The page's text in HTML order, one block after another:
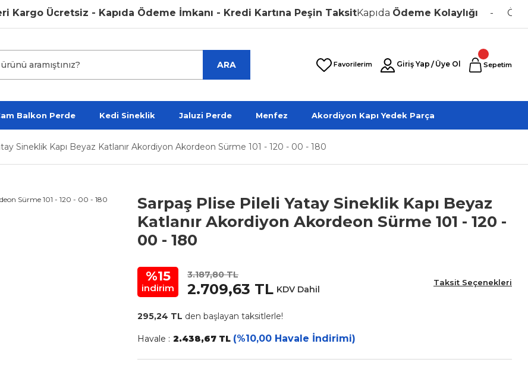
Ücretsiz - Kapıda Ödeme İmkanı - Kredi Kartına Peşin Taksit KapıdaÖdeme Kolaylığı Özel
ARA Favorilerim Giriş Yap / Üye Ol Sepetim
Balkon Perde Kedi Sineklik Jaluzi Perde Menfez Akordiyon Kapı Yedek Parça
Sineklik Kapı Beyaz Katlanır Akordiyon Akordeon Sürme 101 - 120 - 00 - 180
Sarpaş Plise Pileli Yatay Sineklik Kapı Beyaz
Katlanır Akordiyon Akordeon Sürme 101 - 120 -
00 - 180
%15
indirim
3.187,80 TL
2.709,63 TL KDV Dahil
Taksit Seçenekleri
295,24 TL den başlayan taksitlerle!
Havale : 2.438,67 TL (%10,00 Havale İndirimi)